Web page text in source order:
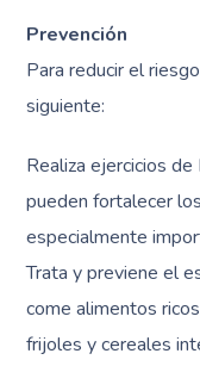
Prevención
Para reducir el
siguiente:
Realiza ejercicios
pueden fortalecer
especialmente
Trata y previene el
come alimentos
frijoles y cereales